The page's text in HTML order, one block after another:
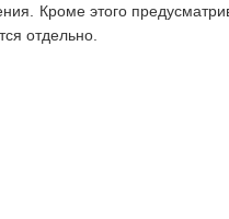
Кроме этого
отдельно.